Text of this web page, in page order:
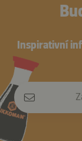
Inspirativní